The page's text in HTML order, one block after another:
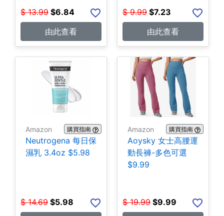
$ 13.99 $6.84
由此查看
$ 9.99 $7.23
由此查看
Amazon 購買指南
Neutrogena 每日保
濕乳 3.4oz $5.98
$ 14.69 $5.98
Amazon 購買指南
Aoysky 女士高腰運
動長褲-多色可選
$9.99
$ 19.99 $9.99